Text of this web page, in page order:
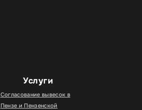
Услуги
Согласование вывесок в
Пензе и Пензенской